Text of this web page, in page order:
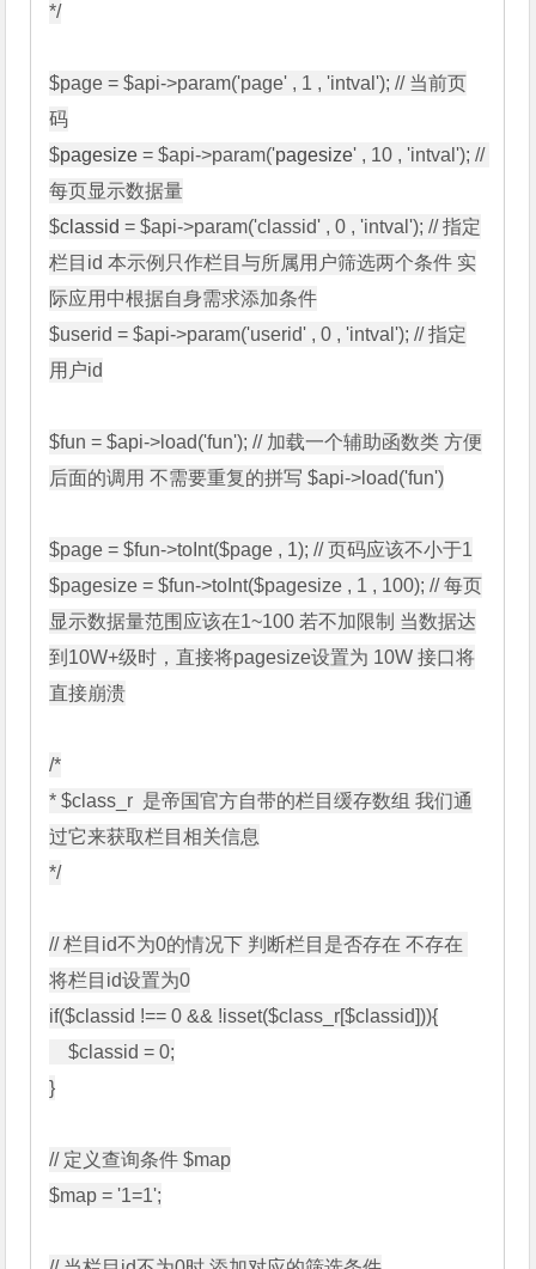
*/
$page = $api->param('page' , 1 , 'intval'); // 当前页
码
$pagesize = $api->param('pagesize' , 10 , 'intval'); //
每页显示数据量
$classid = $api->param('classid' , 0 , 'intval'); // 指定
栏目id 本示例只作栏目与所属用户筛选两个条件 实
际应用中根据自身需求添加条件
$userid = $api->param('userid' , 0 , 'intval'); // 指定
用户id
$fun = $api->load('fun'); // 加载一个辅助函数类 方便
后面的调用 不需要重复的拼写 $api->load('fun')
$page = $fun->toInt($page , 1); // 页码应该不小于1
$pagesize = $fun->toInt($pagesize , 1 , 100); // 每页
显示数据量范围应该在1~100 若不加限制 当数据达
到10W+级时，直接将pagesize设置为 10W 接口将
直接崩溃
/*
* $class_r  是帝国官方自带的栏目缓存数组 我们通
过它来获取栏目相关信息
*/
// 栏目id不为0的情况下 判断栏目是否存在 不存在
将栏目id设置为0
if($classid !== 0 && !isset($class_r[$classid])){
    $classid = 0;
}
// 定义查询条件 $map
$map = '1=1';